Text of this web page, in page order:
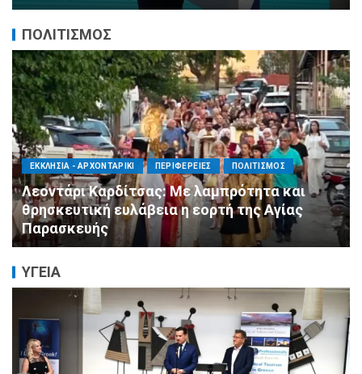
ΠΟΛΙΤΙΣΜΟΣ
ΑΓΙΟΣ ΔΗΜΗΤΡΙΟΣ ΠΟΛΙΤΙΣΜΟΣ ΣΥΛΛΟΓΟΙ - ΕΝΩΣΕΙΣ
Η Εθελοντική Δράση Αγίου Δημητρίου στο
πλευρό των πυρόπληκτων συμπολιτών μας
ΥΓΕΙΑ